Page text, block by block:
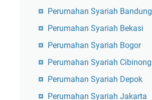
Perumahan Syariah Bandung
Perumahan Syariah Bekasi
Perumahan Syariah Bogor
Perumahan Syariah Cibinong
Perumahan Syariah Depok
Perumahan Syariah Jakarta